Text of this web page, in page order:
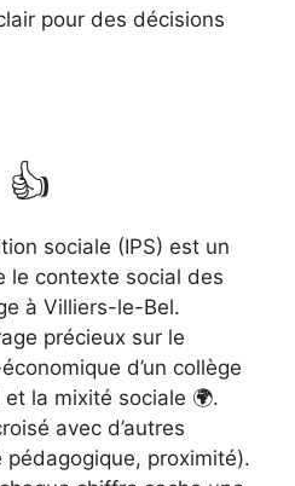
pour des décisions
sociale (IPS) est un
le contexte social des
à Villiers-le-Bel.
précieux sur le
d’un collège
la mixité sociale 🌍.
avec d’autres
pédagogique, proximité).